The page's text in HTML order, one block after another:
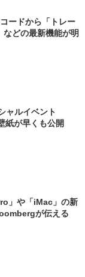
ードから「トレー
などの最新機能が明
ャルイベント
紙が早くも公開
」や「iMac」の新
が伝える